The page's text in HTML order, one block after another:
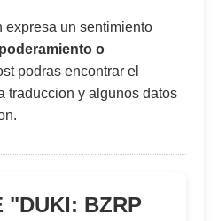
expresa un sentimiento
o
podras encontrar el
traduccion y algunos datos
"DUKI: BZRP